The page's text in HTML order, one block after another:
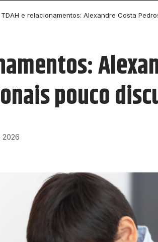
TDAH e relacionamentos: Alexandre Costa
pouco
2026